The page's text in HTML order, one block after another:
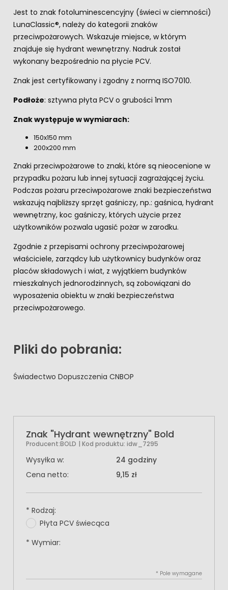
Jest to znak fotoluminescencyjny (świeci w ciemności)
LunaClassic®, należy do kategorii znaków
przeciwpożarowych. Wskazuje miejsce, w którym
znajduje się hydrant wewnętrzny. Nadruk został
wykonany bezpośrednio na płycie PCV.
Znak jest certyfikowany i zgodny z normą ISO7010.
Podłoże: sztywna płyta PCV o grubości 1mm
Znak występuje w wymiarach:
150x150 mm
200x200 mm
Znaki przeciwpożarowe to znaki, które są nieocenione w
przypadku pożaru lub innej sytuacji zagrażającej życiu.
Podczas pożaru przeciwpożarowe znaki bezpieczeństwa
wskazują najbliższy sprzęt gaśniczy, np.: gaśnica, hydrant
wewnętrzny, koc gaśniczy, których użycie przez
użytkowników pozwala ugasić pożar w zarodku.
Zgodnie z przepisami ochrony przeciwpożarowej
właściciele, zarządcy lub użytkownicy budynków oraz
placów składowych i wiat, z wyjątkiem budynków
mieszkalnych jednorodzinnych, są zobowiązani do
wyposażenia obiektu w znaki bezpieczeństwa
przeciwpożarowego.
Pliki do pobrania:
Świadectwo Dopuszczenia CNBOP
Znak "Hydrant wewnętrzny" Bold
Producent:BOLD | Kod produktu: idw_7295
Wysyłka w:
24 godziny
Cena netto:
9,15 zł
* Rodzaj:
Płyta PCV świecąca
* Wymiar:
* Pole wymagane